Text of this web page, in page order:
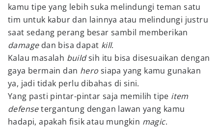
kamu tipe yang lebih suka melindungi teman satu
tim untuk kabur dan lainnya atau melindungi justru
saat sedang perang besar sambil memberikan
damage dan bisa dapat kill.
Kalau masalah buildsih itu bisa disesuaikan dengan
gaya bermain dan hero siapa yang kamu gunakan
ya, jadi tidak perlu dibahas di sini.
Yang pasti pintar-pintar saja memilih tipe item
defensetergantung dengan lawan yang kamu
hadapi, apakah fisik atau mungkin magic.